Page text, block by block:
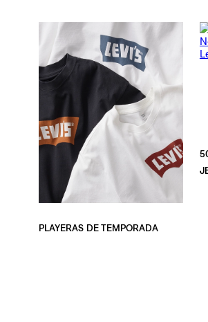
PLAYERAS DE TEMPORADA